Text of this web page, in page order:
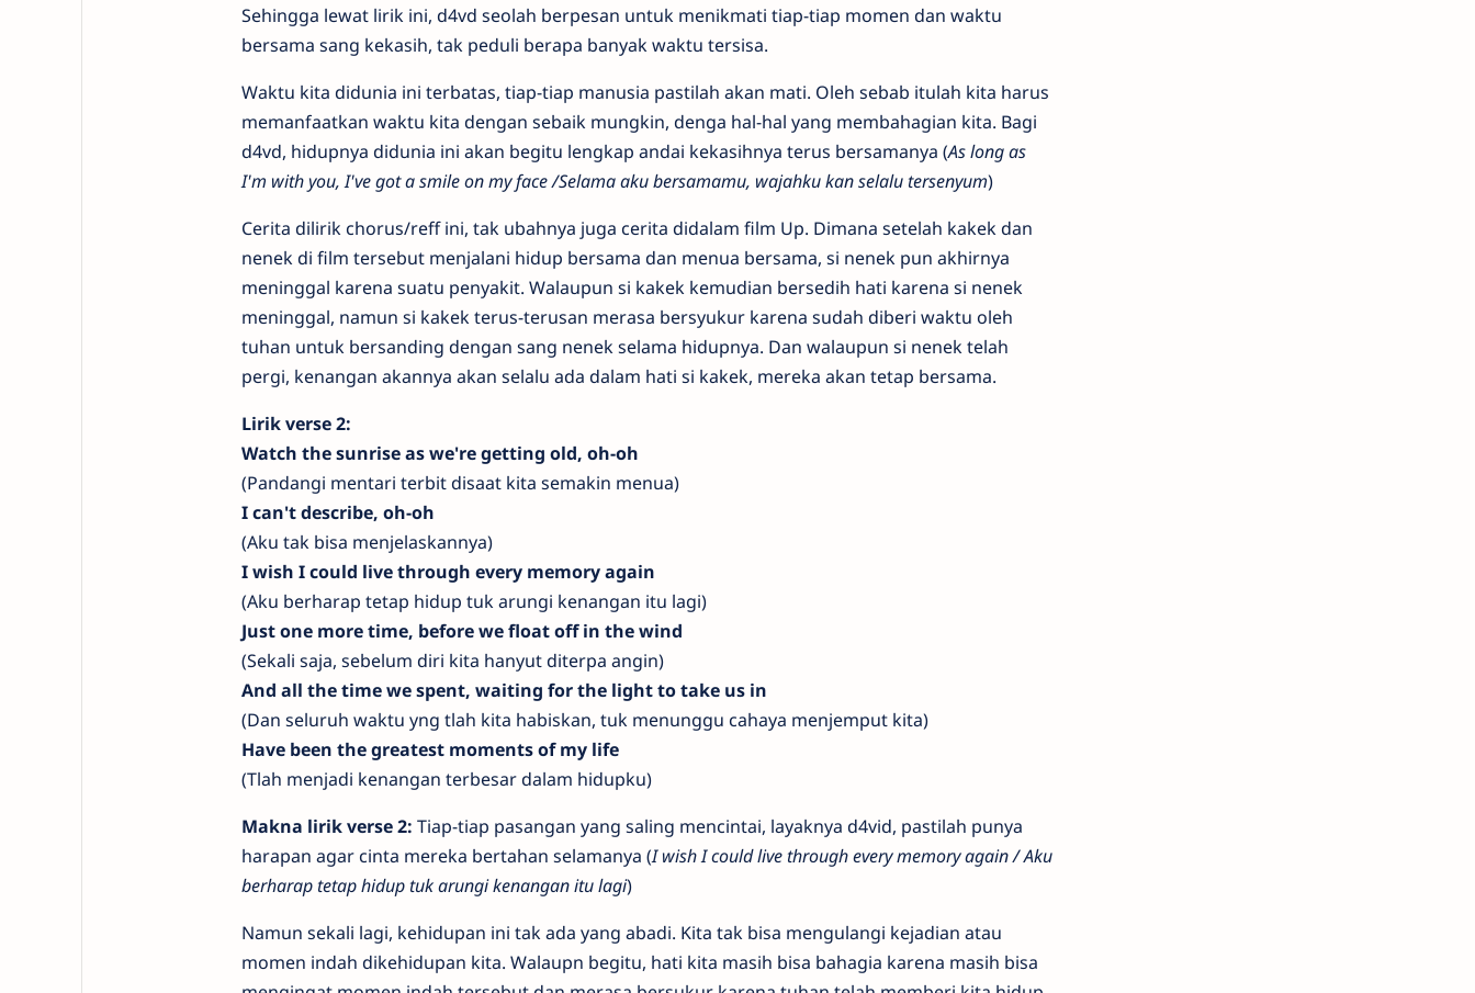
Sehingga lewat lirik ini, d4vd seolah berpesan untuk menikmati tiap-tiap momen dan waktu
bersama sang kekasih, tak peduli berapa banyak waktu tersisa.
Waktu kita didunia ini terbatas, tiap-tiap manusia pastilah akan mati. Oleh sebab itulah kita harus
memanfaatkan waktu kita dengan sebaik mungkin, denga hal-hal yang membahagian kita. Bagi
d4vd, hidupnya didunia ini akan begitu lengkap andai kekasihnya terus bersamanya (As long as
I'm with you, I've got a smile on my face /Selama aku bersamamu, wajahku kan selalu tersenyum)
Cerita dilirik chorus/reff ini, tak ubahnya juga cerita didalam film Up. Dimana setelah kakek dan
nenek di film tersebut menjalani hidup bersama dan menua bersama, si nenek pun akhirnya
meninggal karena suatu penyakit. Walaupun si kakek kemudian bersedih hati karena si nenek
meninggal, namun si kakek terus-terusan merasa bersyukur karena sudah diberi waktu oleh
tuhan untuk bersanding dengan sang nenek selama hidupnya. Dan walaupun si nenek telah
pergi, kenangan akannya akan selalu ada dalam hati si kakek, mereka akan tetap bersama.
Lirik verse 2:
Watch the sunrise as we're getting old, oh-oh
(Pandangi mentari terbit disaat kita semakin menua)
I can't describe, oh-oh
(Aku tak bisa menjelaskannya)
I wish I could live through every memory again
(Aku berharap tetap hidup tuk arungi kenangan itu lagi)
Just one more time, before we float off in the wind
(Sekali saja, sebelum diri kita hanyut diterpa angin)
And all the time we spent, waiting for the light to take us in
(Dan seluruh waktu yng tlah kita habiskan, tuk menunggu cahaya menjemput kita)
Have been the greatest moments of my life
(Tlah menjadi kenangan terbesar dalam hidupku)
Makna lirik verse 2: Tiap-tiap pasangan yang saling mencintai, layaknya d4vid, pastilah punya
harapan agar cinta mereka bertahan selamanya (I wish I could live through every memory again / Aku
berharap tetap hidup tuk arungi kenangan itu lagi)
Namun sekali lagi, kehidupan ini tak ada yang abadi. Kita tak bisa mengulangi kejadian atau
momen indah dikehidupan kita. Walaupn begitu, hati kita masih bisa bahagia karena masih bisa